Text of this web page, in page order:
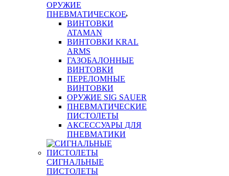
ОРУЖИЕ
ПНЕВМАТИЧЕСКОЕ
ВИНТОВКИ
ATAMAN
ВИНТОВКИ KRAL
ARMS
ГАЗОБАЛОННЫЕ
ВИНТОВКИ
ПЕРЕЛОМНЫЕ
ВИНТОВКИ
ОРУЖИЕ SIG SAUER
ПНЕВМАТИЧЕСКИЕ
ПИСТОЛЕТЫ
АКСЕССУАРЫ ДЛЯ
ПНЕВМАТИКИ
СИГНАЛЬНЫЕ
ПИСТОЛЕТЫ